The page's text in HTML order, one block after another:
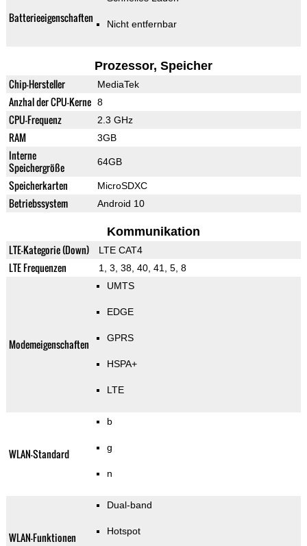
Batterieeigenschaften Nicht entfernbar
Prozessor, Speicher
Chip-Hersteller MediaTek
Anzhal der CPU-Kerne 8
CPU-Frequenz 2.3 GHz
RAM 3GB
Interne
Speichergröße
64GB
Speicherkarten MicroSDXC
Betriebssystem Android 10
Kommunikation
LTE-Kategorie (Down) LTE CAT4
LTE Frequenzen 1, 3, 38, 40, 41, 5, 8
Modemeigenschaften
UMTS
EDGE
GPRS
HSPA+
LTE
WLAN-Standard
b
g
n
WLAN-Funktionen
Dual-band
Hotspot